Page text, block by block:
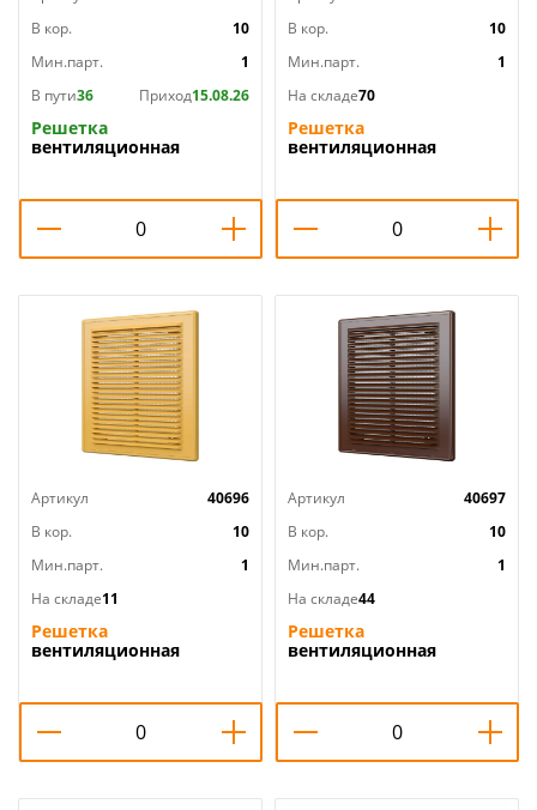
В кор.
10
Мин.парт.
1
В пути36 Приход15.08.26
Решетка
вентиляционная
П1825Р Эвент, 1/100
В кор.
10
Мин.парт.
1
На складе70
Решетка
вентиляционная
1/40
Артикул
40696
В кор.
10
Мин.парт.
1
На складе11
Решетка
вентиляционная
ERA, 1/40
Артикул
40697
В кор.
10
Мин.парт.
1
На складе44
Решетка
вентиляционная
кор ERA, 1/40